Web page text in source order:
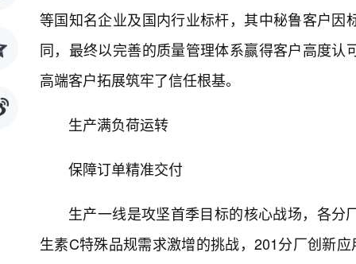
等国知名企业及国内行业标杆，其中秘鲁客户
同，最终以完善的质量管理体系赢得客户高度
高端客户拓展筑牢了信任根基。
生产满负荷运转
保障订单精准交付
生产一线是攻坚首季目标的核心战场，各
生素C特殊品规需求激增的挑战，201分厂创新